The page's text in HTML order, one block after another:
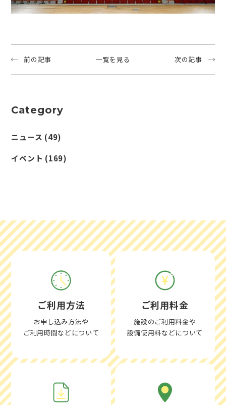
前の記事 一覧を見る 次の記事
Category
ニュース (49)
イベント (169)
ご利用方法
お申し込み方法や
ご利用時間などについて
ご利用料金
施設のご利用料金や
設備使用料などについて